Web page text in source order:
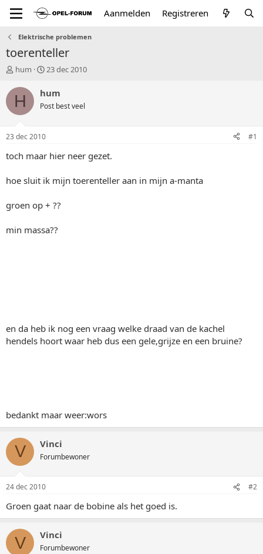
Aanmelden Registreren
Elektrische problemen
toerenteller
T
p
a
r
r
hum
S
a
t
u
23 dec 2010
H hum
Post best veel
23 dec 2010 #1
toch maar hier neer gezet.
hoe sluit ik mijn toerenteller aan in mijn a-manta
groen op + ??
min massa??
en da heb ik nog een vraag welke draad van de kachel
hendels hoort waar heb dus een gele,grijze en een bruine?
bedankt maar weer:wors
V Vinci
Forumbewoner
24 dec 2010 #2
Groen gaat naar de bobine als het goed is.
V Vinci
Forumbewoner